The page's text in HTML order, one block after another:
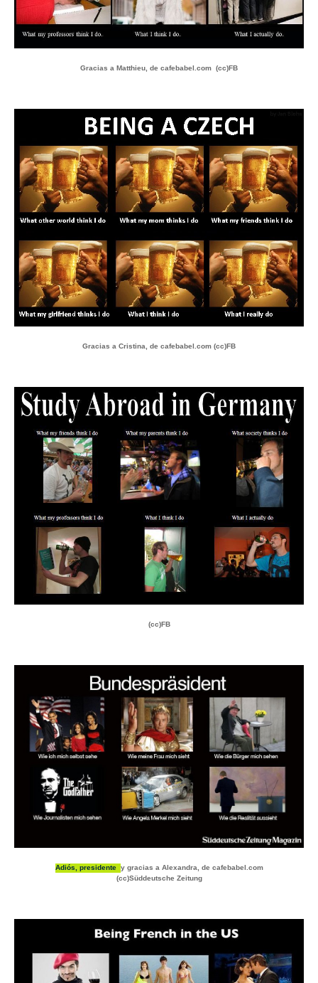
Gracias a Matthieu, de cafebabel.com (cc)FB
Gracias a Cristina, de cafebabel.com (cc)FB
(cc)FB
Adiós, presidente y gracias a Alexandra, de cafebabel.com
(cc)Süddeutsche Zeitung